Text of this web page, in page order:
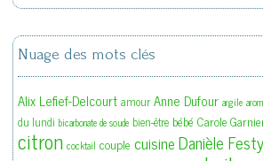
Nuage des mots clés
Alix Lefief-Delcourt amour Anne Dufour argile
du lundi bicarbonate de soude bien-être bébé Carole
citron cocktail couple cuisineDanièle Festy